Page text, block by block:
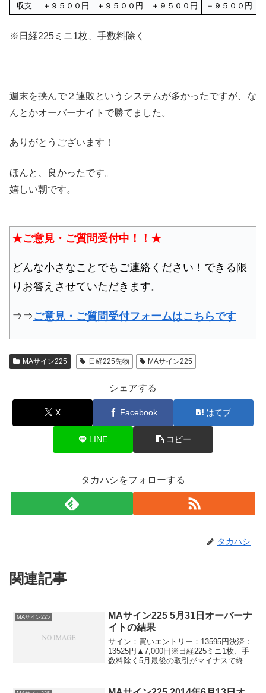
収支
＋９５００円 ＋９５００円 ＋９５００円 ＋９５００円
※日経225ミニ1枚、手数料除く
週末を挟んで２連敗というシステムが多かったですが、な
んとかオーバーナイトで勝てました。
ありがとうございます！
ほんと、良かったです。
嬉しい朝です。
★ご意見・ご質問受付中！！★
どんな小さなことでもご連絡ください！できる限
りお答えさせていただきます。
⇒⇒ご意見・ご質問受付フォームはこちらです
MAサイン225 日経225先物 MAサイン225
シェアする
X Facebook はてブ
LINE コピー
タカハシをフォローする
タカハシ
関連記事
MAサイン225
MAサイン225 5月31日オーバーナ
イトの結果
サイン：買いエントリー：13595円決済：
13525円▲7,000円※日経225ミニ1枚、手
数料除く5月最後の取引がマイナスで終わ
しょう！